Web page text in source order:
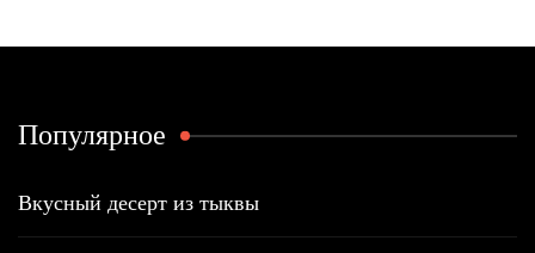
Популярное
Вкусный десерт из тыквы